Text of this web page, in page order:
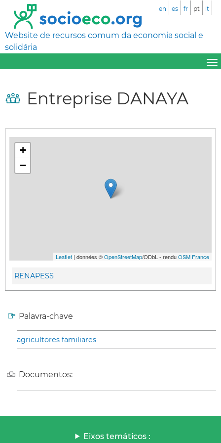
Website de recursos comum da economia social e
solidária
en es fr pt it
Entreprise DANAYA
+
−
Leaflet | données ©OpenStreetMap/ODbL - renduOSM France
RENAPESS
Palavra-chave
agricultores familiares
Documentos:
Eixos temáticos :